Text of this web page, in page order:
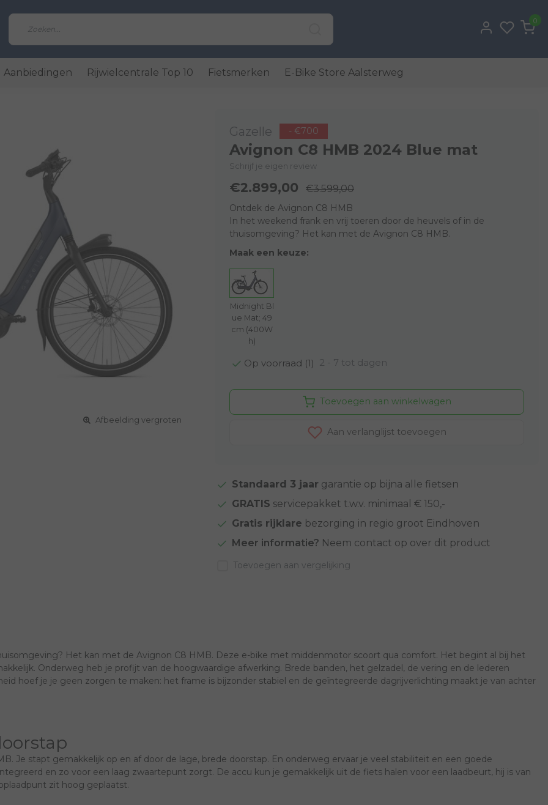
0
Aanbiedingen Rijwielcentrale Top 10 Fietsmerken E-Bike Store Aalsterweg
Afbeelding vergroten
Gazelle - €700
Avignon C8 HMB 2024 Blue mat
Schrijf je eigen review
€2.899,00 €3.599,00
Ontdek de Avignon C8 HMB
In het weekend frank en vrij toeren door de heuvels of in de
thuisomgeving? Het kan met de Avignon C8 HMB.
Maak een keuze:
Midnight Bl
ue Mat; 49
cm (400W
h)
Op voorraad (1) 2 - 7 tot dagen
Toevoegen aan winkelwagen
Aan verlanglijst toevoegen
Standaard 3 jaar garantie op bijna alle fietsen
GRATIS servicepakket t.w.v. minimaal € 150,-
Gratis rijklare bezorging in regio groot Eindhoven
Meer informatie? Neem contact op over dit product
Toevoegen aan vergelijking
Het kan met de Avignon C8 HMB. Deze e-bike met middenmotor scoort qua comfort. Het begint al bij het
Onderweg heb je profijt van de hoogwaardige afwerking. Brede banden, het gelzadel, de vering en de lederen
hoef je je geen zorgen te maken: het frame is bijzonder stabiel en de geïntegreerde dagrijverlichting maakt je van achter
Je stapt gemakkelijk op en af door de lage, brede doorstap. En onderweg ervaar je veel stabiliteit en een goede
en zo voor een laag zwaartepunt zorgt. De accu kun je gemakkelijk uit de fiets halen voor een laadbeurt, hij is van
zit hoog geplaatst.